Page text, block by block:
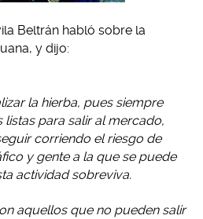
Beltrán habló sobre la
y dijo:
la hierba, pues siempre
para salir al mercado,
corriendo el riesgo de
y gente a la que se puede
actividad sobreviva.
aquellos que no pueden salir